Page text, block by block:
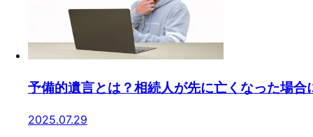
予備的遺言とは？相続人が先に亡くなった場
2025.07.29